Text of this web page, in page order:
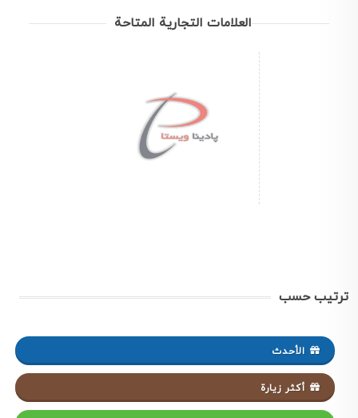
العلامات التجارية المتاحة
ترتيب حسب
الأحدث
أكثر زيارة